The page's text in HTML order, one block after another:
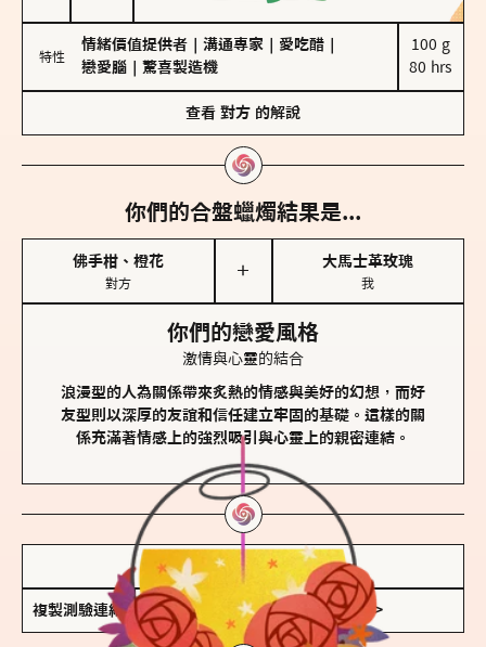
特性
情緒價值提供者 溝通專家 愛吃醋
戀愛腦
驚喜製造機
100 g
80 hrs
查看 對方 的解說
你們的合盤蠟燭結果是...
佛手柑、橙花
對方
＋
大馬士革玫瑰
我
你們的戀愛風格
激情與心靈的結合
浪漫型的人為關係帶來炙熱的情感與美好的幻想，而好
友型則以深厚的友誼和信任建立牢固的基礎。這樣的關
係充滿著情感上的強烈吸引與心靈上的親密連結。
儲存我的結果圖
複製測驗連結 查看香氛類型全解析 >>>